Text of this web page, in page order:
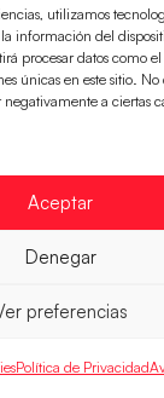
utilizamos
información del
procesar datos como
únicas en este sitio. No
a ciertas
Aceptar
Denegar
preferencias
Política de Privacidad
de la
Round
Sebastián
a la Main